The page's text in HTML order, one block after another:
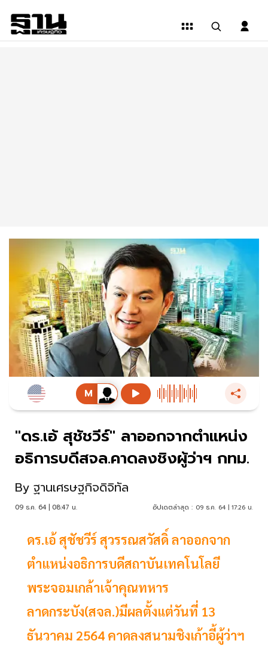
"ดร.เอ้ สุชัชวีร์" ลาออกจากตำแหน่ง
อธิการบดีสจล.คาดลงชิงผู้ว่าฯ กทม.
By ฐานเศรษฐกิจดิจิทัล
09 ธ.ค. 64 | 08:47 น. อัปเดตล่าสุด : 09 ธ.ค. 64 | 17:26 น.
ดร.เอ้ สุชัชวีร์ สุวรรณสวัสดิ์ ลาออกจาก
ตำแหน่งอธิการบดีสถาบันเทคโนโลยี
พระจอมเกล้าเจ้าคุณทหาร
ลาดกระบัง(สจล.)มีผลตั้งแต่วันที่ 13
ธันวาคม 2564 คาดลงสนามชิงเก้าอี้ผู้ว่าฯ